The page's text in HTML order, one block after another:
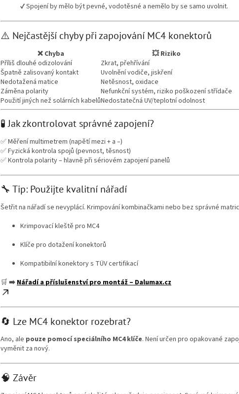
✔️ Spojení by mělo být pevné, vodotěsné a nemělo by se samo uvolnit.
⚠️ Nejčastější chyby při zapojování MC4 konektorů
❌ Chyba
💥 Riziko
Příliš dlouhé odizolování
Zkrat, přehřívání
Špatně zalisovaný kontakt
Uvolnění vodiče, jiskření
Nedotažená matice
Netěsnost, oxidace
Záměna polarity
Nefunkční systém, riziko poškození střídače
Použití jiných než solárních kabelůNedostatečná UV/teplotní odolnost
🧪 Jak zkontrolovat správné zapojení?
✅ Měření multimetrem (napětí mezi + a –)
✅ Fyzická kontrola spojů (pevnost, těsnost)
✅ Kontrola polarity – hlavně při sériovém zapojení panelů
🔧 Tip: Použijte kvalitní nářadí
Šetřit na nářadí se nevyplácí. Krimpování kombinačkami nebo bez správné
Krimpovací kleště pro MC4
Klíče pro dotažení konektorů
Kompatibilní konektory s TÜV certifikací
🛒 ➡️ Nářadí a příslušenství pro montáž – Dalumax.cz
🔄 Lze MC4 konektor rozebrat?
Ano, ale pouze pomocí speciálního MC4 klíče. Není určen pro opakované
vyměnit za nový.
🧠 Závěr